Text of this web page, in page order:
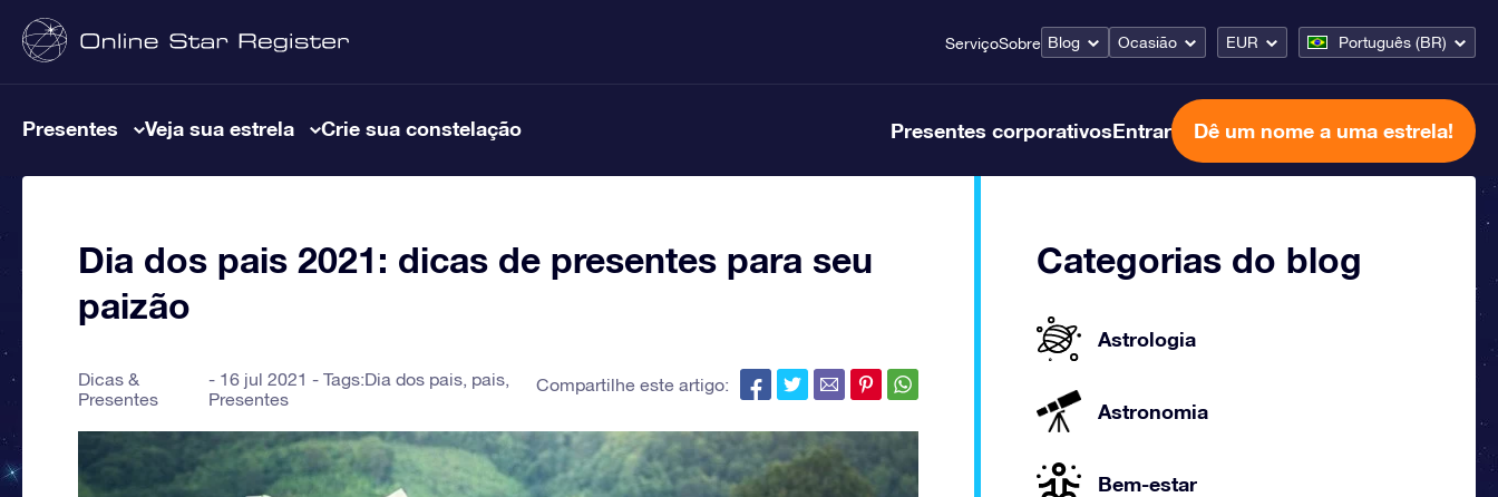
ServiçoSobre Blog Ocasião EUR Português (BR)
Presentes Veja sua estrela Crie sua constelação Presentes corporativosEntrar Dê um nome a uma estrela!
Dia dos pais 2021: dicas de presentes para seu
paizão
Dicas &
Presentes
16 jul 2021 - Tags:Dia dos pais, pais,
Presentes
Compartilhe este artigo:
Categorias do blog
Astrologia
Astronomia
Bem-estar